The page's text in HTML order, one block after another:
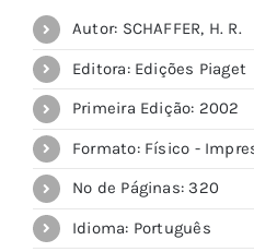
Autor: SCHAFFER, H. R.
Editora: Edições Piaget
Primeira Edição: 2002
Formato: Físico -
Nº de Páginas: 320
Idioma: Português